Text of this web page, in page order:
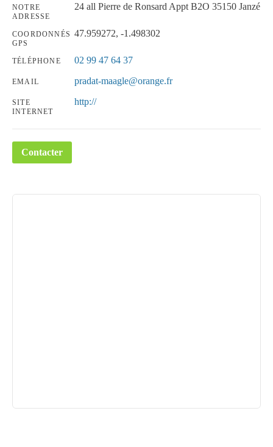
NOTRE
ADRESSE
24 all Pierre de Ronsard Appt B2O 35150 Janzé
COORDONNÉS
GPS
47.959272, -1.498302
TÉLÉPHONE 02 99 47 64 37
EMAIL pradat-maagle@orange.fr
SITE
INTERNET
http://
Contacter